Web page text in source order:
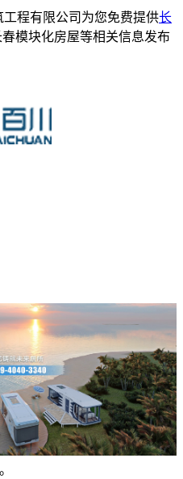
程有限公司为您免费提供长
模块化房屋等相关信息发布